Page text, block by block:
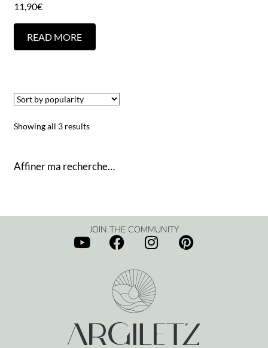
11,90€
READ MORE
Showing all 3 results
Affiner ma recherche…
JOIN THE COMMUNITY